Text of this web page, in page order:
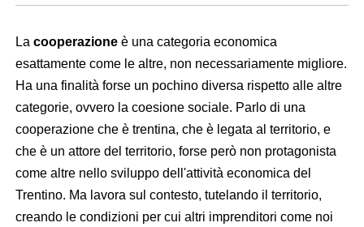
La cooperazione è una categoria economica
esattamente come le altre, non necessariamente migliore.
Ha una finalità forse un pochino diversa rispetto alle altre
categorie, ovvero la coesione sociale. Parlo di una
cooperazione che è trentina, che è legata al territorio, e
che è un attore del territorio, forse però non protagonista
come altre nello sviluppo dell'attività economica del
Trentino. Ma lavora sul contesto, tutelando il territorio,
creando le condizioni per cui altri imprenditori come noi